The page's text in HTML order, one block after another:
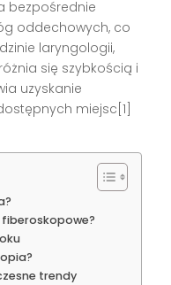
bezpośrednie
oddechowych, co
laryngologii,
się szybkością i
uzyskanie
miejsc[1]
trendy